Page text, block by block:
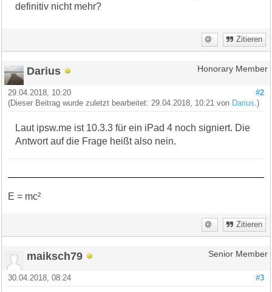
definitiv nicht mehr?
Zitieren
Darius Honorary Member
#2
29.04.2018, 10:20
(Dieser Beitrag wurde zuletzt bearbeitet: 29.04.2018, 10:21 von Darius .)
Laut ipsw.me ist 10.3.3 für ein iPad 4 noch signiert. Die
Antwort auf die Frage heißt also nein.
E = mc²
Zitieren
maiksch79 Senior Member
#3
30.04.2018, 08:24